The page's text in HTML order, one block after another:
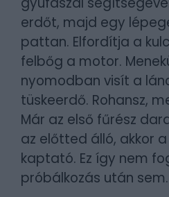
erdőt, majd egy
pattan. Elfordítja a
felbőg a motor.
nyomodban visít a
tüskeerdő. Rohansz,
Már az első fűrész
az előtted álló, akkor
kaptató. Ez így nem
próbálkozás után sem.